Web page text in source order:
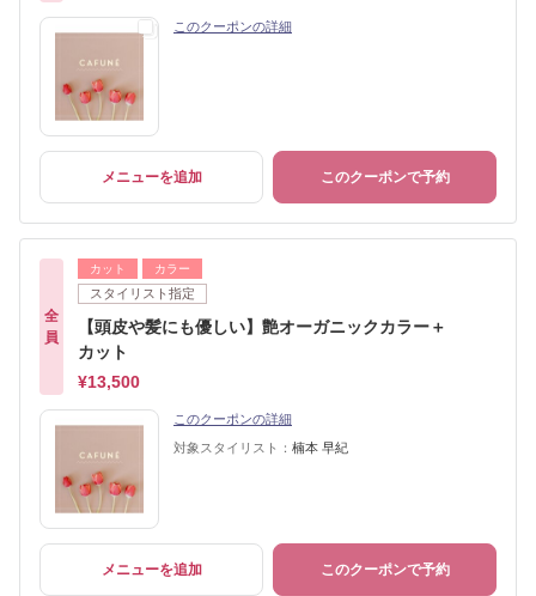
このクーポンの詳細
メニューを追加 このクーポンで予約
全
員
カット カラー
スタイリスト指定
【頭皮や髪にも優しい】艶オーガニックカラー＋
カット
¥13,500
このクーポンの詳細
対象スタイリスト： 楠本 早紀
メニューを追加 このクーポンで予約